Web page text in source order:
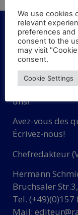
KONTAKT
Haben Sie
uns!
Avez-vous des
Écrivez-nous!
Chefredakteur
Hermann
Bruchsaler
Tel.
Mail:
We use cookies
relevant
preferences and
consent to the
may visit
consent.
Cookie Settings